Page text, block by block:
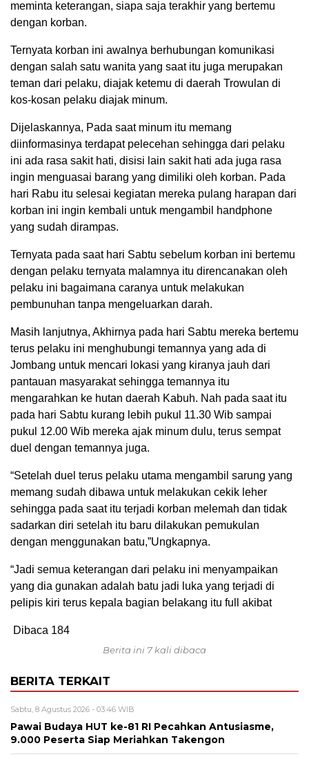
meminta keterangan, siapa saja terakhir yang bertemu
dengan korban.
Ternyata korban ini awalnya berhubungan komunikasi
dengan salah satu wanita yang saat itu juga merupakan
teman dari pelaku, diajak ketemu di daerah Trowulan di
kos-kosan pelaku diajak minum.
Dijelaskannya, Pada saat minum itu memang
diinformasinya terdapat pelecehan sehingga dari pelaku
ini ada rasa sakit hati, disisi lain sakit hati ada juga rasa
ingin menguasai barang yang dimiliki oleh korban. Pada
hari Rabu itu selesai kegiatan mereka pulang harapan dari
korban ini ingin kembali untuk mengambil handphone
yang sudah dirampas.
Ternyata pada saat hari Sabtu sebelum korban ini bertemu
dengan pelaku ternyata malamnya itu direncanakan oleh
pelaku ini bagaimana caranya untuk melakukan
pembunuhan tanpa mengeluarkan darah.
Masih lanjutnya, Akhirnya pada hari Sabtu mereka bertemu
terus pelaku ini menghubungi temannya yang ada di
Jombang untuk mencari lokasi yang kiranya jauh dari
pantauan masyarakat sehingga temannya itu
mengarahkan ke hutan daerah Kabuh. Nah pada saat itu
pada hari Sabtu kurang lebih pukul 11.30 Wib sampai
pukul 12.00 Wib mereka ajak minum dulu, terus sempat
duel dengan temannya juga.
“Setelah duel terus pelaku utama mengambil sarung yang
memang sudah dibawa untuk melakukan cekik leher
sehingga pada saat itu terjadi korban melemah dan tidak
sadarkan diri setelah itu baru dilakukan pemukulan
dengan menggunakan batu,”Ungkapnya.
“Jadi semua keterangan dari pelaku ini menyampaikan
yang dia gunakan adalah batu jadi luka yang terjadi di
pelipis kiri terus kepala bagian belakang itu full akibat
Dibaca 184
Berita ini 7 kali dibaca
BERITA TERKAIT
Sabtu, 8 Agustus 2026 - 03:46 WIB
Pawai Budaya HUT ke-81 RI Pecahkan Antusiasme,
9.000 Peserta Siap Meriahkan Takengon